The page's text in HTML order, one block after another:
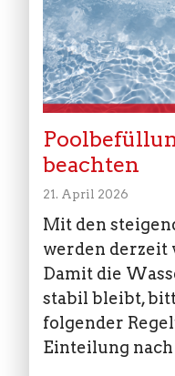
beachten
21. April 2026
Mit den
werden derzeit
Damit die
stabil bleibt,
folgender
Einteilung